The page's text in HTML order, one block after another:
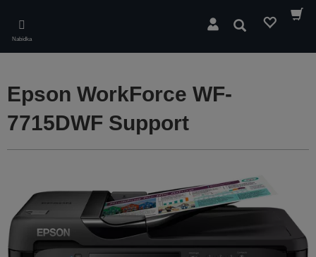
main
content
Nabídka
Hledat
Epson WorkForce WF-
7715DWF Support